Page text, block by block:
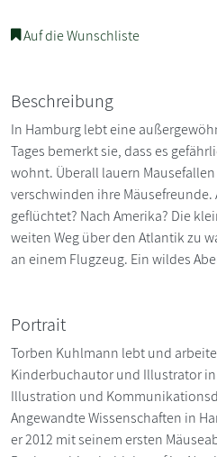
Auf die Wunschliste
Beschreibung
In Hamburg lebt eine
Tages bemerkt sie, dass es
wohnt. Überall lauern
verschwinden ihre
geflüchtet? Nach Amerika? Die
weiten Weg über den Atlantik zu
an einem Flugzeug. Ein wildes
Portrait
Torben Kuhlmann lebt und
Kinderbuchautor und Illustrator
Illustration und
Angewandte Wissenschaften in
er 2012 mit seinem ersten